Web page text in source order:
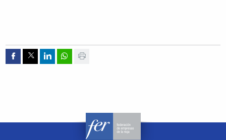
Compartir por Facebook
Compartir por Twitter
Compartir por Linkedin
Compartir por whatsapp
Imprimir